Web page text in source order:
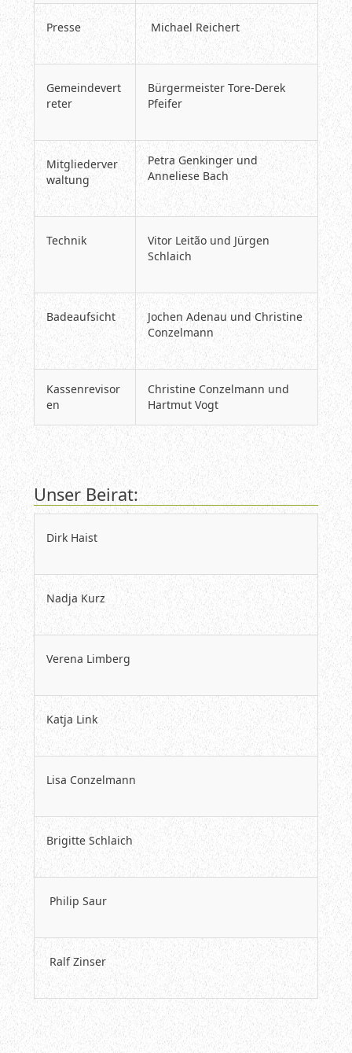
Presse Michael Reichert
Gemeindevert
reter
Bürgermeister Tore-Derek
Pfeifer
Mitgliederver
waltung
Petra Genkinger und
Anneliese Bach
Technik
Vitor Leitão und Jürgen
Schlaich
Badeaufsicht
Jochen Adenau und Christine
Conzelmann
Kassenrevisor
en
Christine Conzelmann und
Hartmut Vogt
Unser Beirat:
Dirk Haist
Nadja Kurz
Verena Limberg
Katja Link
Lisa Conzelmann
Brigitte Schlaich
Philip Saur
Ralf Zinser